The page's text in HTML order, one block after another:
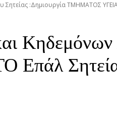
Σητείας :Δημιουργία ΤΜΗΜΑΤΟΣ